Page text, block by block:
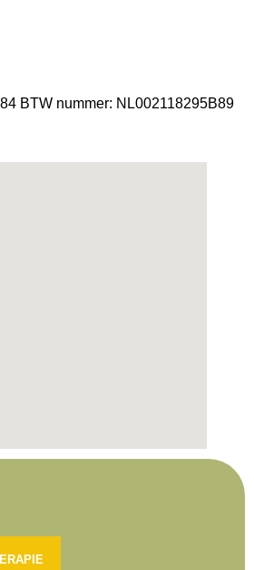
BTW nummer: NL002118295B89